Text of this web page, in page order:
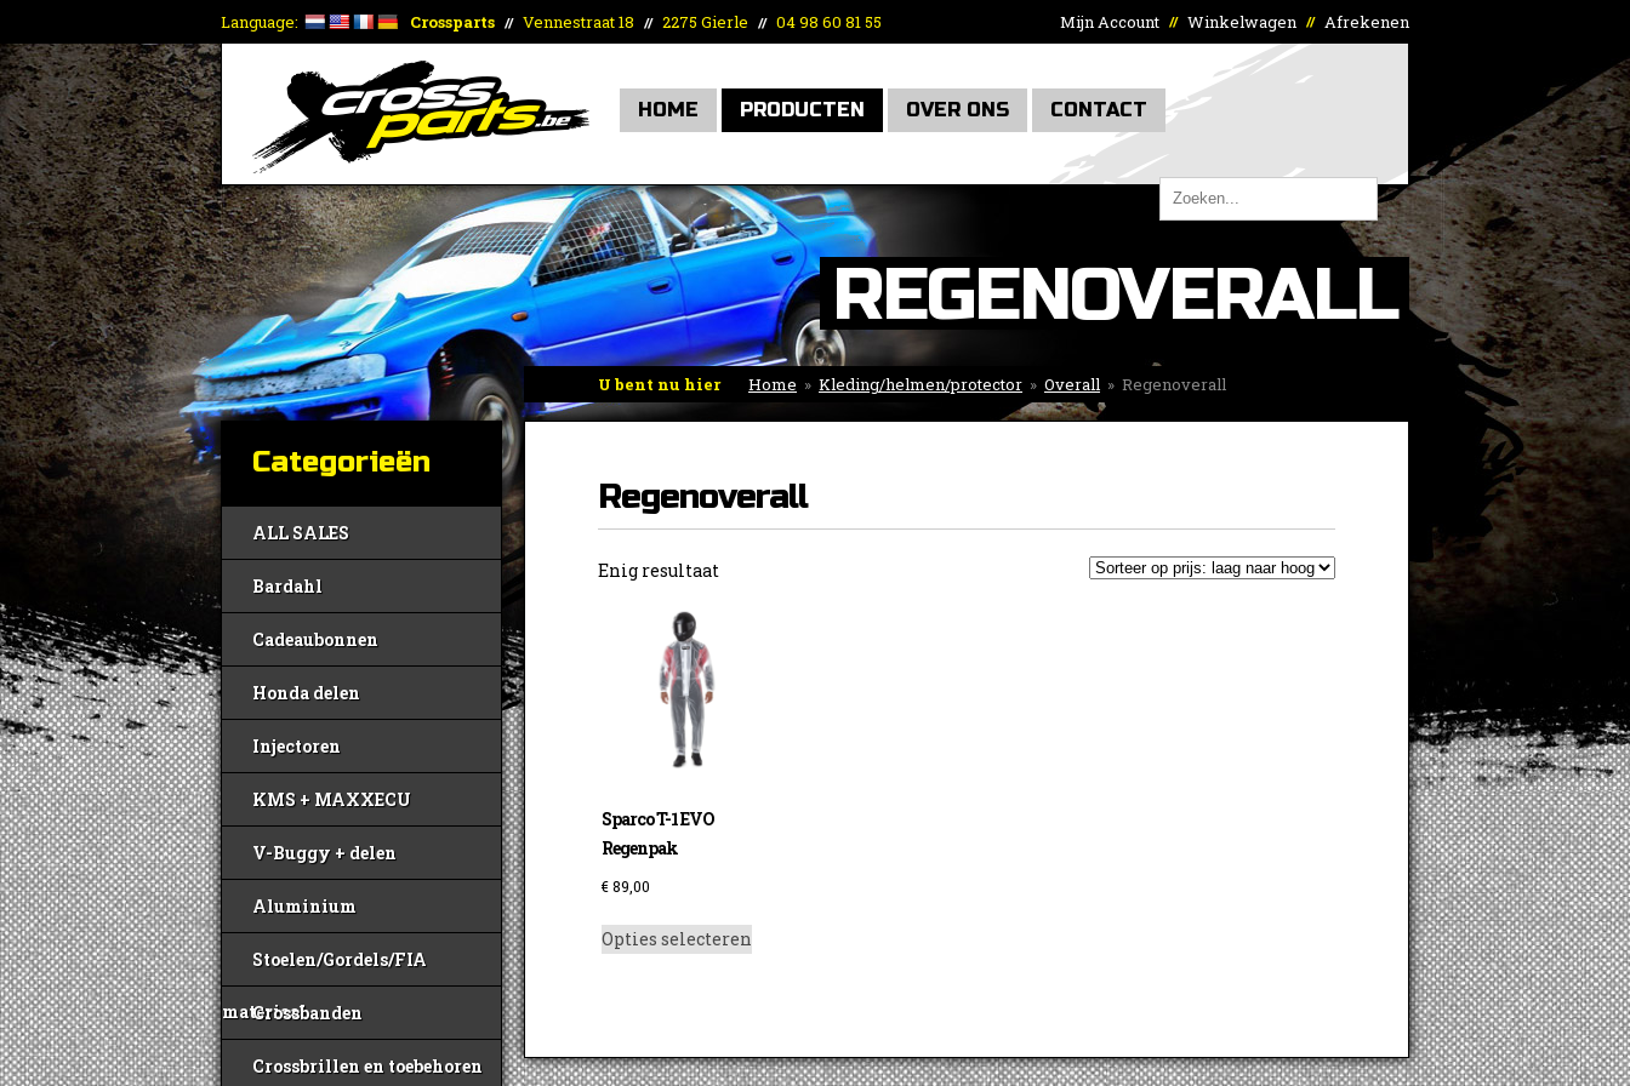
Language: Crossparts // Vennestraat 18 // 2275 Gierle // 04 98 60 81 55 Mijn Account // Winkelwagen // Afrekenen
HOME PRODUCTEN OVER ONS CONTACT
REGENOVERALL
U bent nu hier Home » Kleding/helmen/protector » Overall » Regenoverall
Categorieën
ALL SALES
Bardahl
Cadeaubonnen
Honda delen
Injectoren
KMS + MAXXECU
V-Buggy + delen
Aluminium
Stoelen/Gordels/FIA
materiaal
Crossbanden
Crossbrillen en toebehoren
Regenoverall
Enig resultaat
Sparco T-1 EVO
Regenpak
€89,00
Opties selecteren
Dit
product
Deze